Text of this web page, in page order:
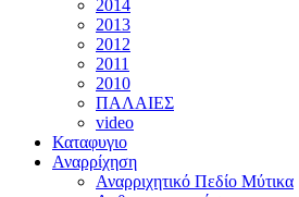
2014
2013
2012
2011
2010
ΠΑΛΑΙΕΣ
video
Καταφυγιο
Αναρρίχηση
Αναρριχητικό Πεδίο Μύτικα